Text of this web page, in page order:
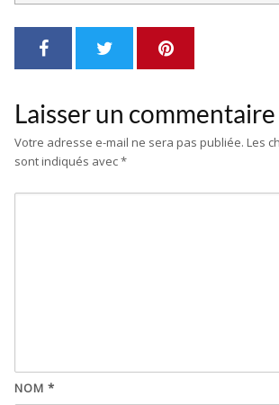
Laisser un commentaire
Votre adresse e-mail ne sera pas publiée. Les
sont indiqués avec*
NOM *